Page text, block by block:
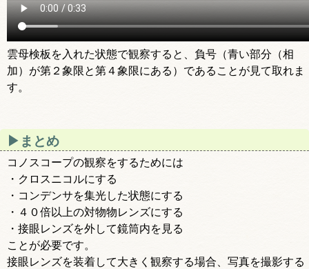
雲母検板を入れた状態で観察すると、負号（青い部分（相
加）が第２象限と第４象限にある）であることが見て取れま
す。
まとめ
コノスコープの観察をするためには
・クロスニコルにする
・コンデンサを集光した状態にする
・４０倍以上の対物物レンズにする
・接眼レンズを外して鏡筒内を見る
ことが必要です。
接眼レンズを装着して大きく観察する場合、写真を撮影する